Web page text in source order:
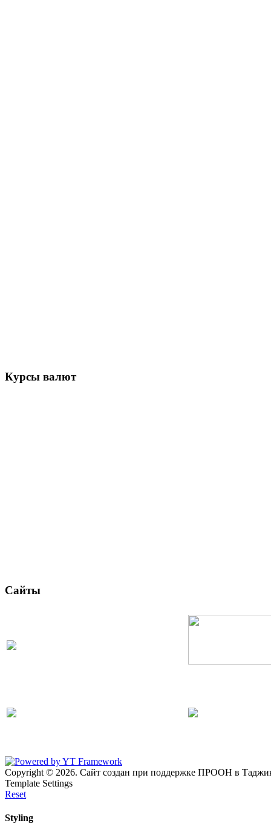
Курсы валют
Сайты
Copyright © 2026. Сайт создан при поддержке ПРООН в
Template Settings
Reset
Styling